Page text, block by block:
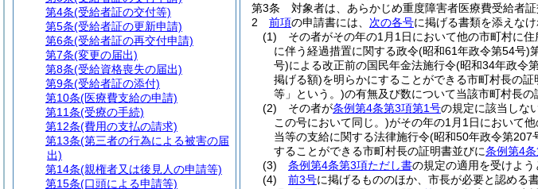
第3条
対象者は、あらかじめ重度障害者医療費受給者
2
前項の申請書には、 次の各号に掲げる書類を添えなけ
(1)
その者がその年の1月1日において他の市町村に
に伴う経過措置に関する政令(昭和61年政令第54号)
号)による改正前の国民年金法施行令(昭和34年政令
掲げる額)を明らかにすることができる市町村長の
等」という。)の有無及び数について当該市町村長の
(2)
その者が条例第4条第3項第1号の規定に該当しな
この号において同じ。)がその年の1月1日において
当等の支給に関する法律施行令(昭和50年政令第207
することができる市町村長の証明書並びに条例第4
(3)
条例第4条第3項ただし書の規定の適用を受けよう
(4)
前3号に掲げるもののほか、市長が必要と認める
第4条(受給者証の交付等)
第5条(受給者証の更新申請)
第6条(受給者証の再交付申請)
第7条(変更の届出)
第8条(受給資格喪失の届出)
第9条(受給者証の添付)
第10条(医療費支給の申請)
第11条(受療の手続)
第12条(費用の支払の請求)
第13条(第三者の行為による被害の届
出)
第14条(親権者又は後見人の申請等)
第15条(口頭による申請等)